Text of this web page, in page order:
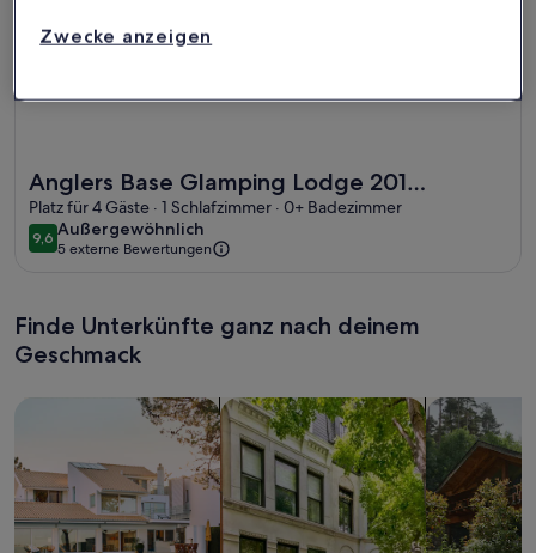
Anglers Base Glamping Lodge 201
Glamping 1 nigh / Yoshino-gun Nara
Platz für 4 Gäste · 1 Schlafzimmer · 0+ Badezimmer
9,69,6 von 10
Außergewöhnlich
außergewöhnlich
5 externe Bewertungen
Finde Unterkünfte ganz nach deinem
Geschmack
Suche nach FerienhäusernSuche nach Ferienwohnungen oder
Suche nach
Zwecke anzeigen